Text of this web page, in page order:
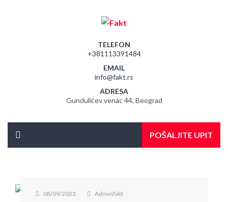
TELEFON
+381113391484
EMAIL
info@fakt.rs
ADRESA
Gundulićev venac 44, Beograd
POŠALJITE UPIT
08/09/2023 Adminfakt